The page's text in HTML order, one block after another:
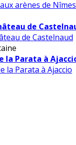
de
la Parata à